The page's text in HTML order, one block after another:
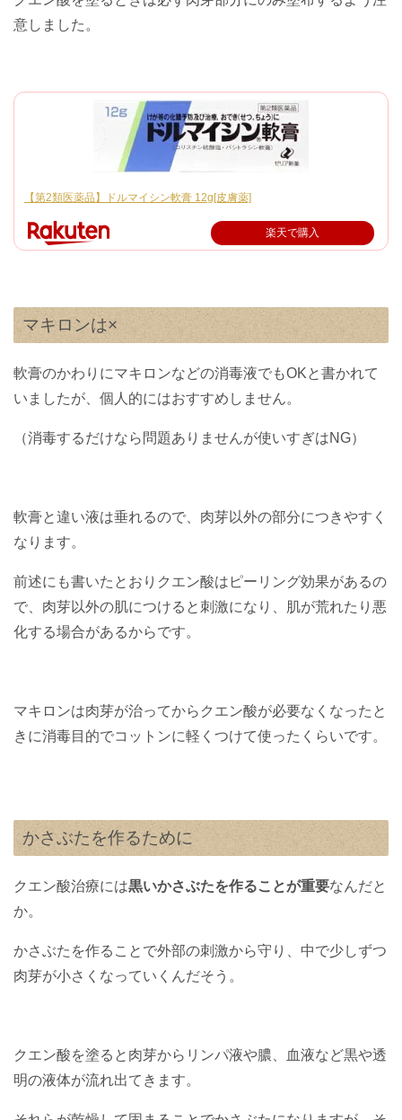
意しました。
【第2類医薬品】ドルマイシン軟膏 12g[皮膚薬]
楽天で購入
マキロンは×
軟膏のかわりにマキロンなどの消毒液でもOKと書かれて
いましたが、個人的にはおすすめしません。
（消毒するだけなら問題ありませんが使いすぎはNG）
軟膏と違い液は垂れるので、肉芽以外の部分につきやすく
なります。
前述にも書いたとおりクエン酸はピーリング効果があるの
で、肉芽以外の肌につけると刺激になり、肌が荒れたり悪
化する場合があるからです。
マキロンは肉芽が治ってからクエン酸が必要なくなったと
きに消毒目的でコットンに軽くつけて使ったくらいです。
かさぶたを作るために
クエン酸治療には黒いかさぶたを作ることが重要なんだと
か。
かさぶたを作ることで外部の刺激から守り、中で少しずつ
肉芽が小さくなっていくんだそう。
クエン酸を塗ると肉芽からリンパ液や膿、血液など黒や透
明の液体が流れ出てきます。